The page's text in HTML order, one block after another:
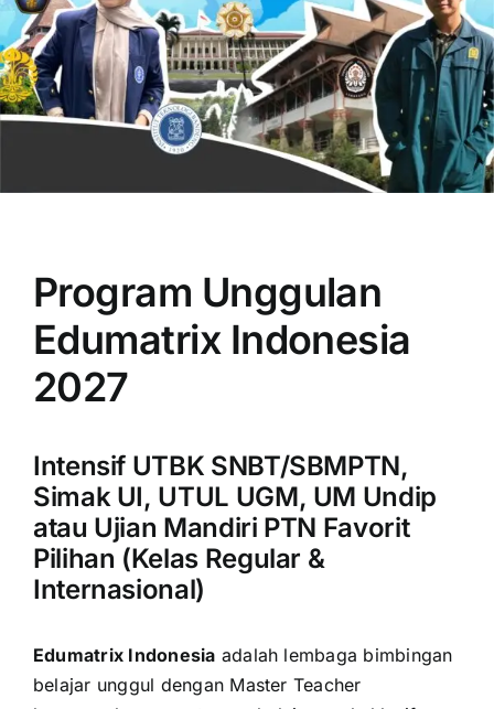
OUR PROGRAM
CONTACT US
Program Unggulan
Edumatrix Indonesia
2027
Intensif UTBK SNBT/SBMPTN,
Simak UI, UTUL UGM, UM Undip
atau Ujian Mandiri PTN Favorit
Pilihan (Kelas Regular &
Internasional)
Edumatrix Indonesia adalah lembaga bimbingan
belajar unggul dengan Master Teacher